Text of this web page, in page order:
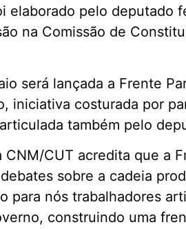
elaborado pelo deputado
na Comissão de
será lançada a Frente
iniciativa costurada por
também pelo
CNM/CUT acredita que a
sobre a cadeia
para nós trabalhadores
construindo uma